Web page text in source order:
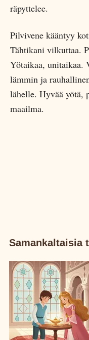
räpyttelee.
Pilvivene kääntyy
Tähtikani vilkuttaa.
Yötaikaa, unitaikaa.
lämmin ja
lähelle. Hyvää yötä,
maailma.
Samankaltaisia